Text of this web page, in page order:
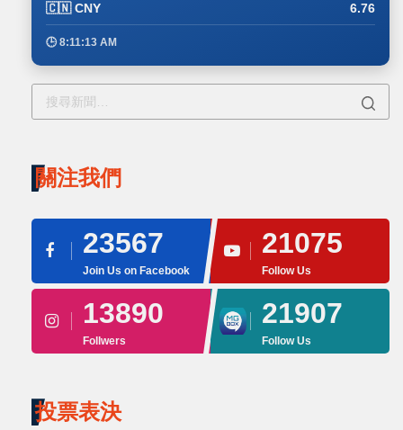
🇨🇳 CNY 6.76
🕒 8:11:13 AM
關注我們
23567
Join Us on Facebook
21075
Follow Us
13890
Follwers
21907
Follow Us
投票表決